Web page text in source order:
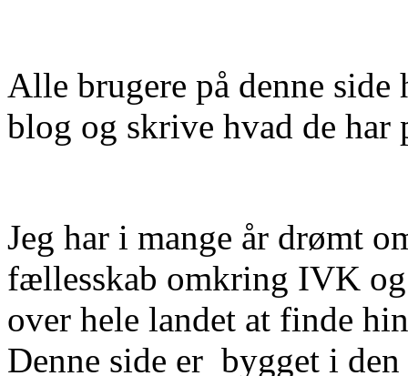
Alle brugere på denne
blog og skrive hvad de har
Jeg har i mange år drømt
fællesskab omkring IVK
over hele landet at finde
Denne side er bygget i